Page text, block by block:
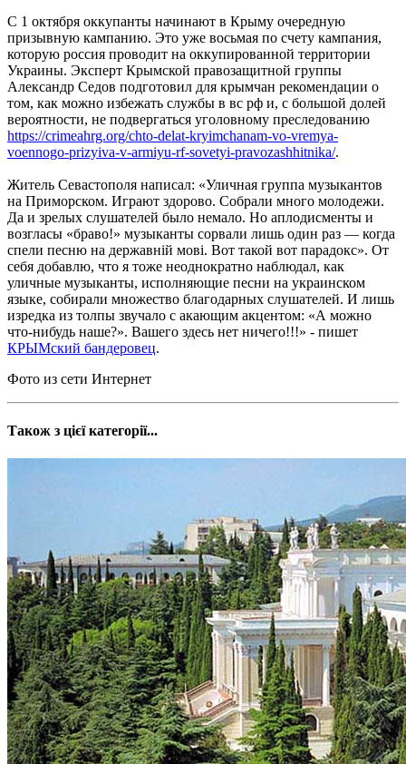
С 1 октября оккупанты начинают в Крыму очередную
призывную кампанию. Это уже восьмая по счету кампания,
которую россия проводит на оккупированной территории
Украины. Эксперт Крымской правозащитной группы
Александр Седов подготовил для крымчан рекомендации о
том, как можно избежать службы в вс рф и, с большой долей
вероятности, не подвергаться уголовному преследованию
https://crimeahrg.org/chto-delat-kryimchanam-vo-vremya-
voennogo-prizyiva-v-armiyu-rf-sovetyi-pravozashhitnika/.
Житель Севастополя написал: «Уличная группа музыкантов
на Приморском. Играют здорово. Собрали много молодежи.
Да и зрелых слушателей было немало. Но аплодисменты и
возгласы «браво!» музыканты сорвали лишь один раз — когда
спели песню на державній мові. Вот такой вот парадокс». От
себя добавлю, что я тоже неоднократно наблюдал, как
уличные музыканты, исполняющие песни на украинском
языке, собирали множество благодарных слушателей. И лишь
изредка из толпы звучало с акающим акцентом: «А можно
что-нибудь наше?». Вашего здесь нет ничего!!!» - пишет
КРЫМский бандеровец.
Фото из сети Интернет
Також з цієї категорії...